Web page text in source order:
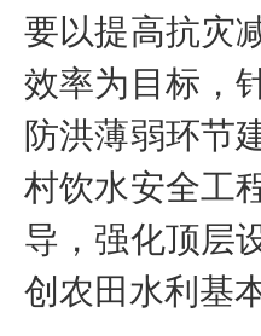
要以提高抗灾
效率为目标，
防洪薄弱环节
村饮水安全工
导，强化顶层
创农田水利基